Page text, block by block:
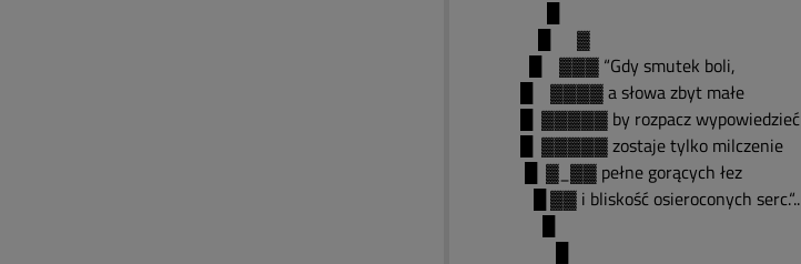
█ ▓
█ ▓▓▓ “Gdy smutek boli,
█ ▓▓▓▓ a słowa zbyt małe
█ ▓▓▓▓▓ by rozpacz wypowiedzieć
█ ▓▓▓▓▓ zostaje tylko milczenie
█ ▓_▓▓ pełne gorących łez
█ ▓▓ i bliskość osieroconych serc.“..